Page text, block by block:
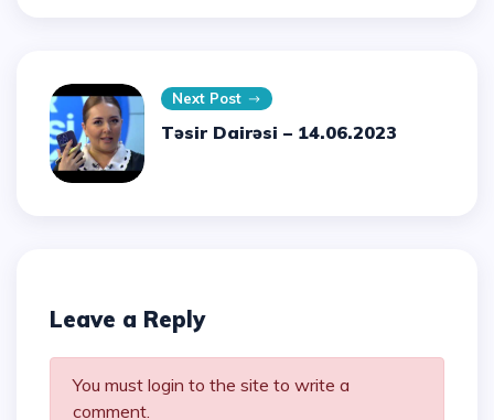
Next Post
Təsir Dairəsi – 14.06.2023
Leave a Reply
You must login to the site to write a
comment.